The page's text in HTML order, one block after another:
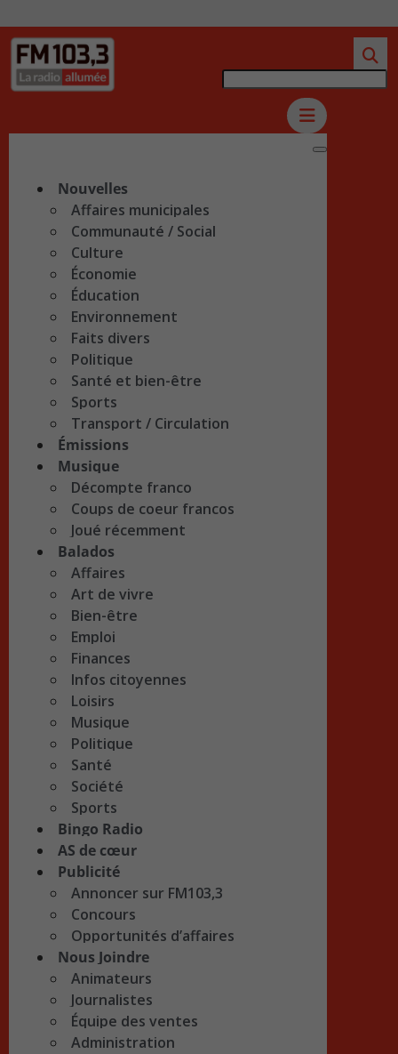
Nouvelles
Affaires municipales
Communauté / Social
Culture
Économie
Éducation
Environnement
Faits divers
Politique
Santé et bien-être
Sports
Transport / Circulation
Émissions
Musique
Décompte franco
Coups de coeur francos
Joué récemment
Balados
Affaires
Art de vivre
Bien-être
Emploi
Finances
Infos citoyennes
Loisirs
Musique
Politique
Santé
Société
Sports
Bingo Radio
AS de cœur
Publicité
Annoncer sur FM103,3
Concours
Opportunités d’affaires
Nous Joindre
Animateurs
Journalistes
Équipe des ventes
Administration